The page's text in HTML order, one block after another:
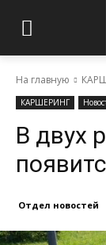
На главную
КАРШЕРИНГ
В двух
Отдел новостей